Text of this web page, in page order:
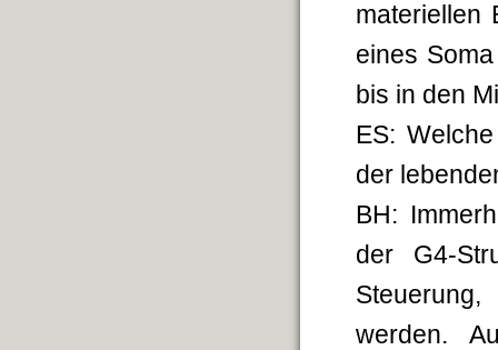
materiellen
eines
bis in den
ES:
der
BH:
der G4-
werden.